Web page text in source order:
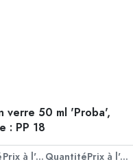
verre 50 ml 'Proba',
: PP 18
Prix à l'unité Quantité
Prix à l'unité